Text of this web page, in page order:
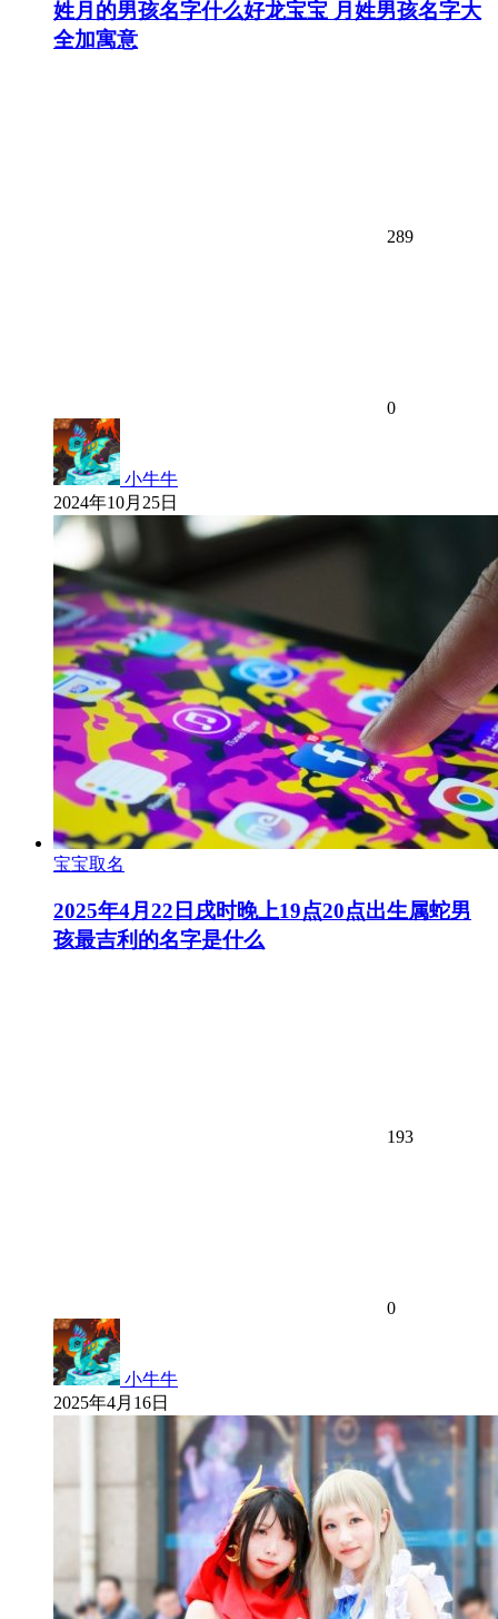
姓月的男孩名字什么好龙宝宝 月姓男孩名字大
全加寓意
289
0
小牛牛
2024年10月25日
宝宝取名
2025年4月22日戌时晚上19点20点出生属蛇男
孩最吉利的名字是什么
193
0
小牛牛
2025年4月16日